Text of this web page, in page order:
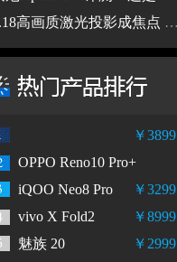
高画质激光投影成焦点 Vidda 7×24直播让网友眼见为实
￥3899
OPPO Reno10 Pro+
￥3299
iQOO Neo8 Pro
￥8999
vivo X Fold2
￥2999
魅族 20